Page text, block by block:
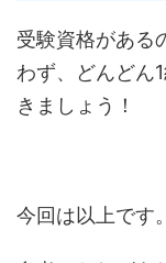
受験資格がある
わず、どんどん
きましょう！
今回は以上です。